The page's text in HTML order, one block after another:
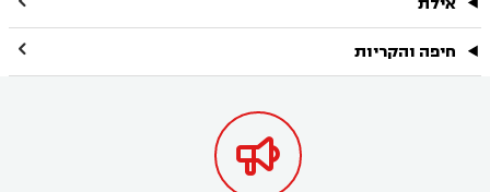
חיפה והקריות 
